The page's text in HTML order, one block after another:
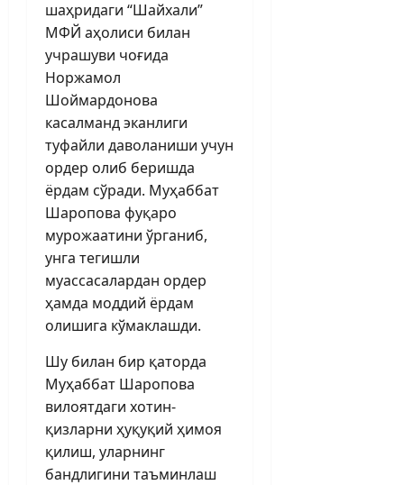
шаҳридаги “Шайхали”
МФЙ аҳолиси билан
учрашуви чоғида
Норжамол
Шоймардонова
касалманд эканлиги
туфайли даволаниши учун
ордер олиб беришда
ёрдам сўради. Муҳаббат
Шаропова фуқаро
мурожаатини ўрганиб,
унга тегишли
муассасалардан ордер
ҳамда моддий ёрдам
олишига кўмаклашди.
Шу билан бир қаторда
Муҳаббат Шаропова
вилоятдаги хотин-
қизларни ҳуқуқий ҳимоя
қилиш, уларнинг
бандлигини таъминлаш